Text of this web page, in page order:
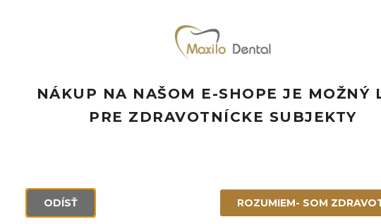
Rýchle doručenie a možnosť osobného
Potrebujete poradiť? Neváhajte nás
NÁKUP NA NAŠOM E-SHOPE JE MOŽNÝ
PRE ZDRAVOTNÍCKE SUBJEKTY
ODÍSŤ ROZUMIEM- SOM